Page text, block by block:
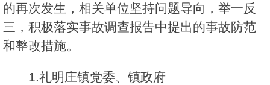
的再次发生，相关单位坚持问题导向，举一反
三，积极落实事故调查报告中提出的事故防范
和整改措施。
1.礼明庄镇党委、镇政府